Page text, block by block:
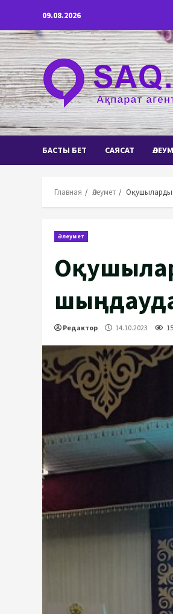
содержимому
09.08.2026
БАСТЫ БЕТ САЯСАТ
Главная Әлеумет
Әлеумет
Редактор 14.10.2023